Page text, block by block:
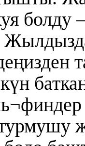
болду